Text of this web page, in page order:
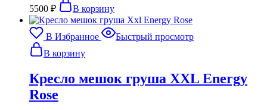
5500 ₽ В корзину
В Избранное
Быстрый просмотр
В корзину
Кресло мешок груша XXL Energy
Rose